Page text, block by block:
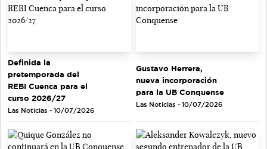
Definida la
pretemporada del
REBI Cuenca para el
curso 2026/27
Las Noticias - 10/07/2026
Gustavo Herrera,
nueva incorporación
para la UB Conquense
Las Noticias - 10/07/2026